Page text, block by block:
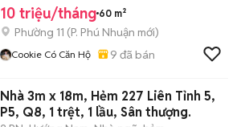
10 triệu/tháng 60 m²
Phường 11 (P. Phú Nhuận mới)
Cookie Có Căn Hộ 9 đã bán
Nhà 3m x 18m, Hẻm 227 Liên Tỉnh 5,
P5, Q8, 1 trệt, 1 lầu, Sân thượng.